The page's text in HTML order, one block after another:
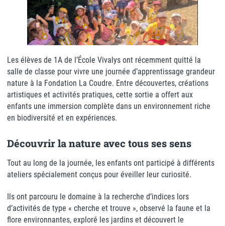
Les élèves de 1A de l’École Vivalys ont récemment quitté la
salle de classe pour vivre une journée d’apprentissage grandeur
nature à la Fondation La Coudre. Entre découvertes, créations
artistiques et activités pratiques, cette sortie a offert aux
enfants une immersion complète dans un environnement riche
en biodiversité et en expériences.
Découvrir la nature avec tous ses sens
Tout au long de la journée, les enfants ont participé à différents
ateliers spécialement conçus pour éveiller leur curiosité.
Ils ont parcouru le domaine à la recherche d’indices lors
d’activités de type « cherche et trouve », observé la faune et la
flore environnantes, exploré les jardins et découvert le